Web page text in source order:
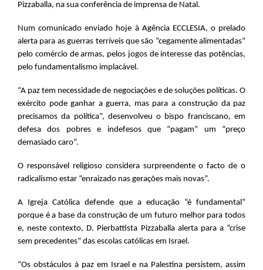
Pizzaballa, na sua conferência de imprensa de Natal.
Num comunicado enviado hoje à Agência ECCLESIA, o prelado
alerta para as guerras terríveis que são “cegamente alimentadas”
pelo comércio de armas, pelos jogos de interesse das potências,
pelo fundamentalismo implacável.
“A paz tem necessidade de negociações e de soluções políticas. O
exército pode ganhar a guerra, mas para a construção da paz
precisamos da política”, desenvolveu o bispo franciscano, em
defesa dos pobres e indefesos que “pagam” um “preço
demasiado caro”.
O responsável religioso considera surpreendente o facto de o
radicalismo estar “enraizado nas gerações mais novas”.
A Igreja Católica defende que a educação “é fundamental”
porque é a base da construção de um futuro melhor para todos
e, neste contexto, D. Pierbattista Pizzaballa alerta para a “crise
sem precedentes” das escolas católicas em Israel.
“Os obstáculos à paz em Israel e na Palestina persistem, assim